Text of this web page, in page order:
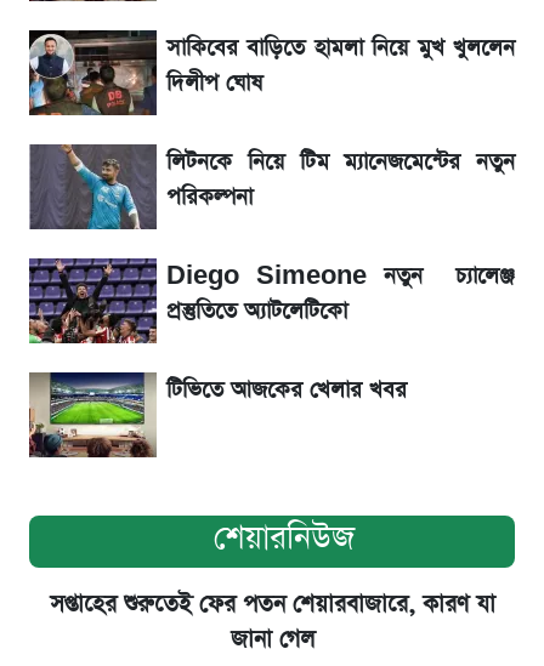
La Liga 2026-2027: সর্বশেষ পয়েন্ট টেবিল ও
খবর
একদিনের ব্যবধানে আজকের সোনার দাম
ড. ইউনূস বনাম তারেক রহমান—তুলনায় যা বললেন
কাদের সিদ্দিকী
সাকিবের বাড়িতে হামলা নিয়ে মুখ খুললেন
দিলীপ ঘোষ
লিটনকে নিয়ে টিম ম্যানেজমেন্টের নতুন
পরিকল্পনা
Diego Simeone নতুন চ্যালেঞ্জ
প্রস্তুতিতে অ্যাটলেটিকো
টিভিতে আজকের খেলার খবর
শেয়ারনিউজ
সপ্তাহের শুরুতেই ফের পতন শেয়ারবাজারে, কারণ যা
জানা গেল